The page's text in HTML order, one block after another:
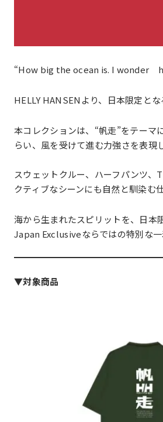
“How big the ocean is. I wonder
HELLY HANSENより、日本限定と
本コレクションは、“帆走”をテーマ
らい、風を受けて進む力強さを表現
スウェットクルー、ハーフパンツ、
クティブなシーンにも自然と馴染む
海から生まれたスピリットを、日本
Japan Exclusiveならではの特別な一
▼対象商品